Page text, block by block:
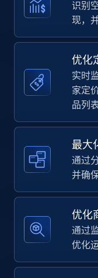
Amazon
URL, Product
rating object,
Author name,
7.4K+
Walmart -
URL, Final price,
more.
识别
现，
优化
实时
家定
品列
最大
通过
并确
优化
通过
优化